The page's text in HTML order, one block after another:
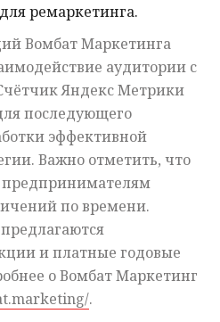
ремаркетинга.
Вомбат Маркетинга
аудитории с
Яндекс Метрики
последующего
эффективной
Важно отметить, что
предпринимателям
по времени.
и платные годовые
о Вомбат Маркетинг
.